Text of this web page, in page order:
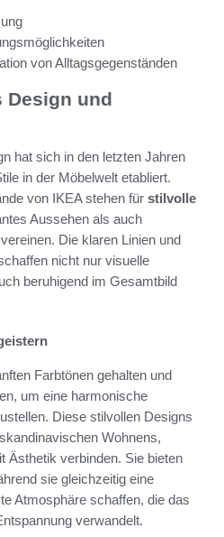
von Alltagsgegenständen
Design und
hat sich in den letzten Jahren
in der Möbelwelt etabliert.
von IKEA stehen für stilvolle
Aussehen als auch
Die klaren Linien und
nicht nur visuelle
beruhigend im Gesamtbild
Farbtönen gehalten und
um eine harmonische
Diese stilvollen Designs
Wohnens,
Ästhetik verbinden. Sie bieten
sie gleichzeitig eine
Atmosphäre schaffen, die das
verwandelt.